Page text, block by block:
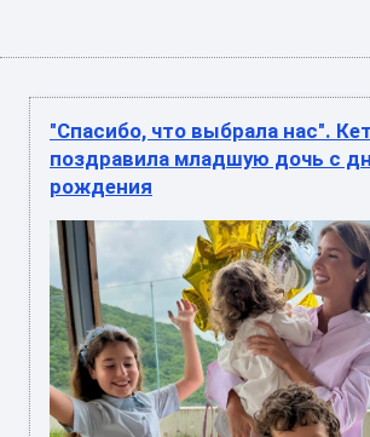
"Спасибо, что выбрала нас".
поздравила младшую дочь с
рождения